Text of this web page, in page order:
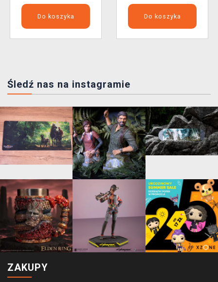
Do koszyka Do koszyka
Śledź nas na instagramie
ZAKUPY